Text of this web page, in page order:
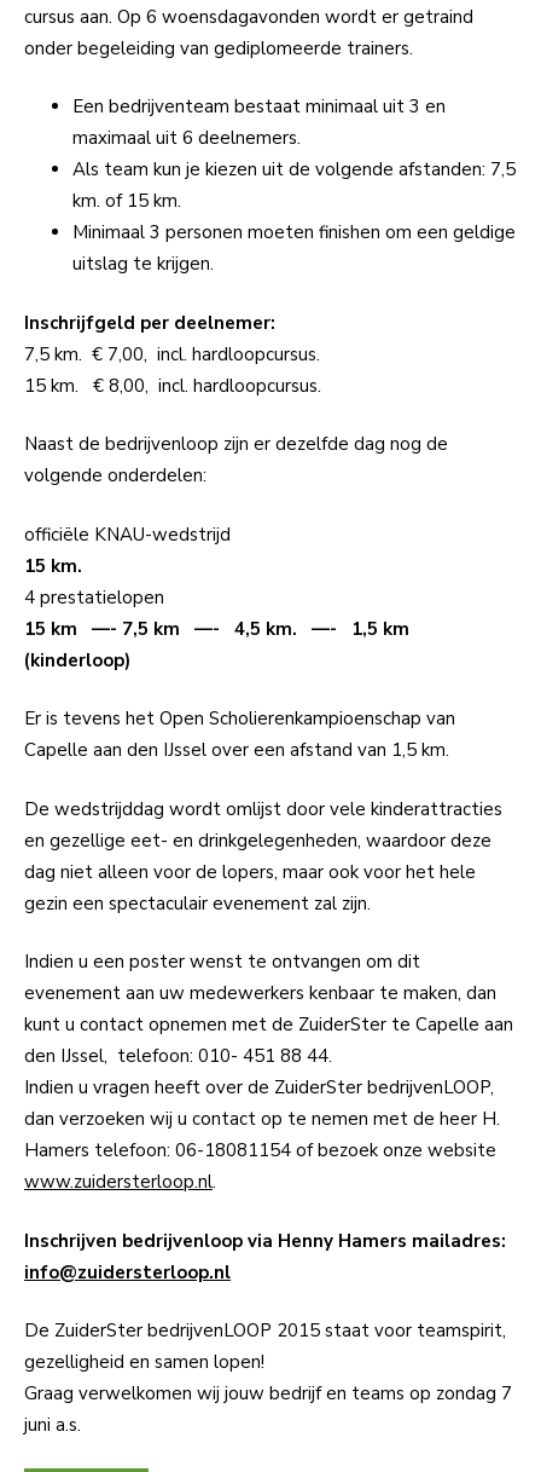
cursus aan. Op 6 woensdagavonden wordt er getraind
onder begeleiding van gediplomeerde trainers.
Een bedrijventeam bestaat minimaal uit 3 en
maximaal uit 6 deelnemers.
Als team kun je kiezen uit de volgende afstanden: 7,5
km. of 15 km.
Minimaal 3 personen moeten finishen om een geldige
uitslag te krijgen.
Inschrijfgeld per deelnemer:
7,5 km. € 7,00, incl. hardloopcursus.
15 km. € 8,00, incl. hardloopcursus.
Naast de bedrijvenloop zijn er dezelfde dag nog de
volgende onderdelen:
officiële KNAU-wedstrijd
15 km.
4 prestatielopen
15 km —- 7,5 km —- 4,5 km. —- 1,5 km
(kinderloop)
Er is tevens het Open Scholierenkampioenschap van
Capelle aan den IJssel over een afstand van 1,5 km.
De wedstrijddag wordt omlijst door vele kinderattracties
en gezellige eet- en drinkgelegenheden, waardoor deze
dag niet alleen voor de lopers, maar ook voor het hele
gezin een spectaculair evenement zal zijn.
Indien u een poster wenst te ontvangen om dit
evenement aan uw medewerkers kenbaar te maken, dan
kunt u contact opnemen met de ZuiderSter te Capelle aan
den IJssel, telefoon: 010- 451 88 44.
Indien u vragen heeft over de ZuiderSter bedrijvenLOOP,
dan verzoeken wij u contact op te nemen met de heer H.
Hamers telefoon: 06-18081154 of bezoek onze website
www.zuidersterloop.nl.
Inschrijven bedrijvenloop via Henny Hamers mailadres:
info@zuidersterloop.nl
De ZuiderSter bedrijvenLOOP 2015 staat voor teamspirit,
gezelligheid en samen lopen!
Graag verwelkomen wij jouw bedrijf en teams op zondag 7
juni a.s.